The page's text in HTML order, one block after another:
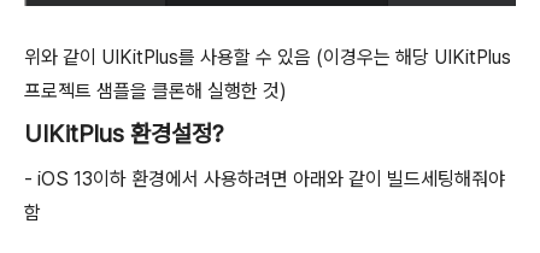
위와 같이 UIKitPlus를 사용할 수 있음 (이경우는 해당 UIKitPlus
프로젝트 샘플을 클론해 실행한 것)
UIKitPlus 환경설정?
- iOS 13이하 환경에서 사용하려면 아래와 같이 빌드세팅해줘야
함